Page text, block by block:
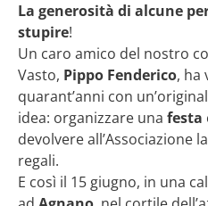
La generosità di alcune
stupire!
Un caro amico del nostro
Vasto, Pippo Fenderico, ha
quarant’anni con
idea: organizzare una festa
devolvere all’Associazione
regali.
E così il 15 giugno, in una